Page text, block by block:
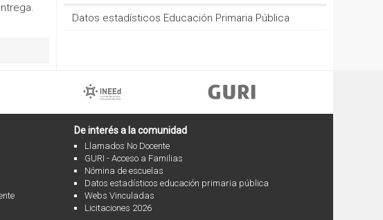
Datos estadísticos Educación Primaria Pública
De interés a la comunidad
Llamados No Docente
GURI - Acceso a Familias
Nómina de escuelas
Datos estadísticos educación primaria pública
Webs Vinculadas
Licitaciones 2026